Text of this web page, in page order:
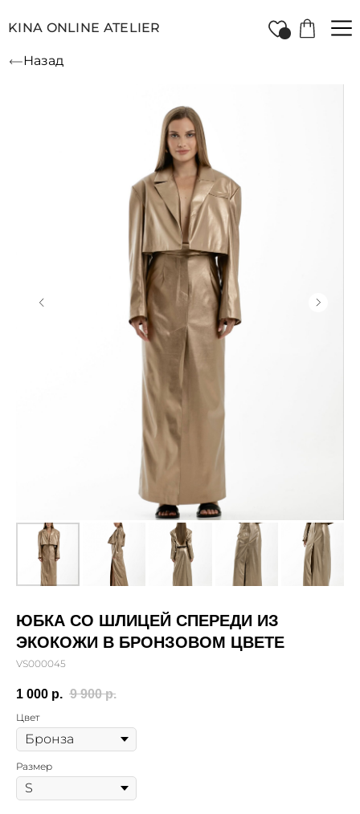
KINA ONLINE ATELIER
Назад
ЮБКА СО ШЛИЦЕЙ СПЕРЕДИ ИЗ
ЭКОКОЖИ В БРОНЗОВОМ ЦВЕТЕ
VS000045
1 000 р. 9 900 р.
Цвет
Размер